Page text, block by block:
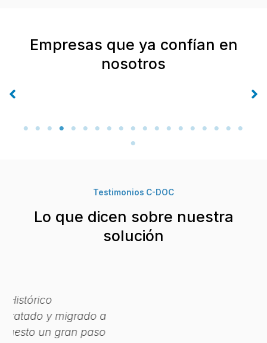
Empresas que ya confían en
nosotros
Testimonios C-DOC
Lo que dicen sobre nuestra
solución